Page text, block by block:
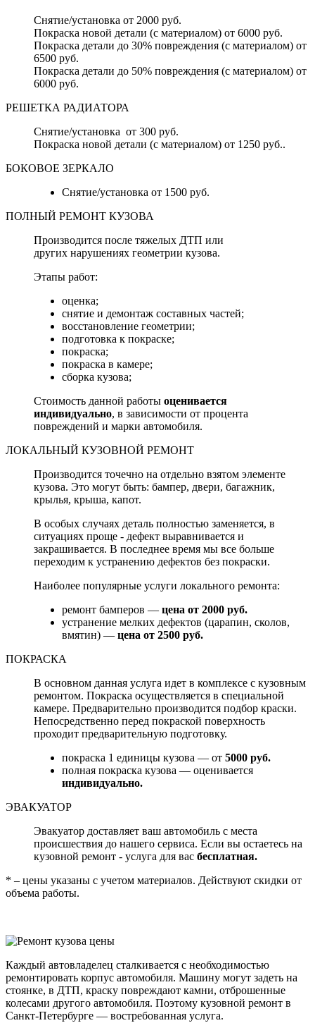
Снятие/установка от 2000 руб.
Покраска новой детали (с материалом) от 6000 руб.
Покраска детали до 30% повреждения (с материалом) от
6500 руб.
Покраска детали до 50% повреждения (с материалом) от
6000 руб.
РЕШЕТКА РАДИАТОРА
Снятие/установка от 300 руб.
Покраска новой детали (с материалом) от 1250 руб..
БОКОВОЕ ЗЕРКАЛО
Снятие/установка от 1500 руб.
ПОЛНЫЙ РЕМОНТ КУЗОВА
Производится после тяжелых ДТП или
других нарушениях геометрии кузова.
Этапы работ:
оценка;
снятие и демонтаж составных частей;
восстановление геометрии;
подготовка к покраске;
покраска;
покраска в камере;
сборка кузова;
Стоимость данной работы оценивается
индивидуально, в зависимости от процента
повреждений и марки автомобиля.
ЛОКАЛЬНЫЙ КУЗОВНОЙ РЕМОНТ
Производится точечно на отдельно взятом элементе
кузова. Это могут быть: бампер, двери, багажник,
крылья, крыша, капот.
В особых случаях деталь полностью заменяется, в
ситуациях проще - дефект выравнивается и
закрашивается. В последнее время мы все больше
переходим к устранению дефектов без покраски.
Наиболее популярные услуги локального ремонта:
ремонт бамперов — цена от 2000 руб.
устранение мелких дефектов (царапин, сколов,
вмятин) — цена от 2500 руб.
ПОКРАСКА
В основном данная услуга идет в комплексе с кузовным
ремонтом. Покраска осуществляется в специальной
камере. Предварительно производится подбор краски.
Непосредственно перед покраской поверхность
проходит предварительную подготовку.
покраска 1 единицы кузова — от 5000 руб.
полная покраска кузова — оценивается
индивидуально.
ЭВАКУАТОР
Эвакуатор доставляет ваш автомобиль с места
происшествия до нашего сервиса. Если вы остаетесь на
кузовной ремонт - услуга для вас бесплатная.
* – цены указаны с учетом материалов. Действуют скидки от
объема работы.
Каждый автовладелец сталкивается с необходимостью
ремонтировать корпус автомобиля. Машину могут задеть на
стоянке, в ДТП, краску повреждают камни, отброшенные
колесами другого автомобиля. Поэтому кузовной ремонт в
Санкт-Петербурге — востребованная услуга.